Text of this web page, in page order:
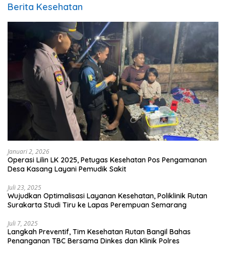
Berita Kesehatan
Januari 2, 2026
Operasi Lilin LK 2025, Petugas Kesehatan Pos Pengamanan
Desa Kasang Layani Pemudik Sakit
Juli 23, 2025
Wujudkan Optimalisasi Layanan Kesehatan, Poliklinik Rutan
Surakarta Studi Tiru ke Lapas Perempuan Semarang
Juli 7, 2025
Langkah Preventif, Tim Kesehatan Rutan Bangil Bahas
Penanganan TBC Bersama Dinkes dan Klinik Polres